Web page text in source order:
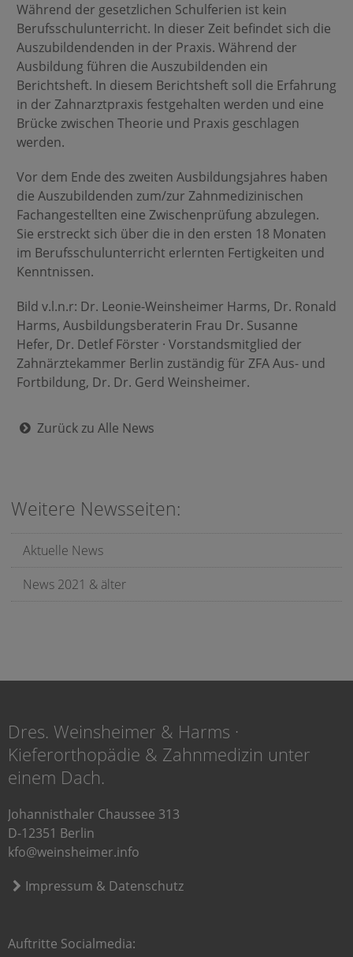
Während der gesetzlichen Schulferien ist kein
Berufsschulunterricht. In dieser Zeit befindet sich die
Auszubildendenden in der Praxis. Während der
Ausbildung führen die Auszubildenden ein
Berichtsheft. In diesem Berichtsheft soll die Erfahrung
in der Zahnarztpraxis festgehalten werden und eine
Brücke zwischen Theorie und Praxis geschlagen
werden.
Vor dem Ende des zweiten Ausbildungsjahres haben
die Auszubildenden zum/zur Zahnmedizinischen
Fachangestellten eine Zwischenprüfung abzulegen.
Sie erstreckt sich über die in den ersten 18 Monaten
im Berufsschulunterricht erlernten Fertigkeiten und
Kenntnissen.
Bild v.l.n.r: Dr. Leonie-Weinsheimer Harms, Dr. Ronald
Harms, Ausbildungsberaterin Frau Dr. Susanne
Hefer, Dr. Detlef Förster · Vorstandsmitglied der
Zahnärztekammer Berlin zuständig für ZFA Aus- und
Fortbildung, Dr. Dr. Gerd Weinsheimer.
Zurück zu Alle News
Weitere Newsseiten:
Aktuelle News
News 2021 & älter
Dres. Weinsheimer & Harms ·
Kieferorthopädie & Zahnmedizin unter
einem Dach.
Johannisthaler Chaussee 313
D-12351 Berlin
kfo@weinsheimer.info
Impressum & Datenschutz
Auftritte Socialmedia: